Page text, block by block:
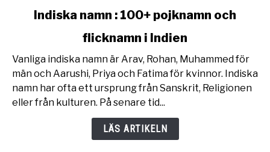
namn
pojknamn
Indiska namn : 100+ pojknamn och
flicknamn i Indien
Vanliga indiska namn är Arav, Rohan, Muhammed för
män och Aarushi, Priya och Fatima för kvinnor. Indiska
namn har ofta ett ursprung från Sanskrit, Religionen
eller från kulturen. På senare tid...
LÄS ARTIKELN